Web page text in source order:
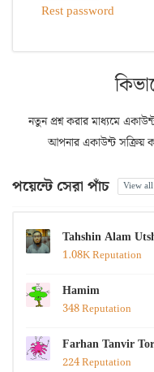
Rest password
নতুন প্রশ্ন করার মাধ্যমে
আপনার একাউন্ট সক্রিয়
পয়েন্টে সেরা পাঁচ View
Tahshin Alam
1.08K Reputation
Hamim
348 Reputation
Farhan Tanvir
224 Reputation